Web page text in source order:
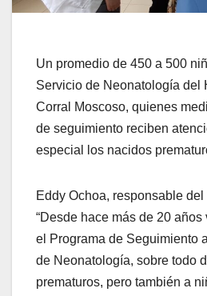
Un promedio de 450 a 500
Servicio de Neonatología del
Corral Moscoso, quienes
de seguimiento reciben
especial los nacidos
Eddy Ochoa, responsable
“Desde hace más de 20
el Programa de Seguimiento
de Neonatología, sobre todo
prematuros, pero también a